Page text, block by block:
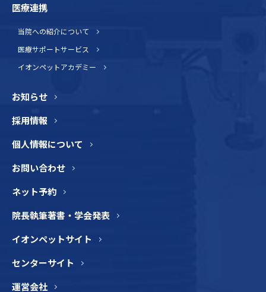
医療連携
当院への紹介について
医療サポートサービス
イオンペットアカデミー
お知らせ
採用情報
個人情報について
お問い合わせ
ネット予約
院長執筆著書・学会発表
イオンペットサイト
センターサイト
運営会社